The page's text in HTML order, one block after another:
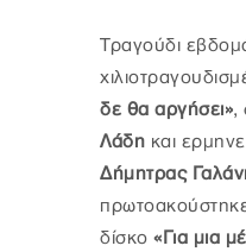
Τραγούδι
δε θα αργήσει»,
Λάδη και
Δήμητρας
δίσκο «Για μια